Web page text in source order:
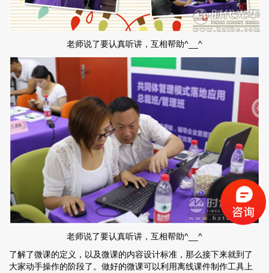
老师说了要认真听讲，互相帮助^__^
老师说了要认真听讲，互相帮助^__^
了解了微课的定义，以及微课的内容设计标准，那么接下来就到了
大家动手操作的阶段了。做好的微课可以利用离线课件制作工具上